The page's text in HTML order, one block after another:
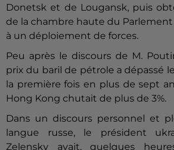
Donetsk et de Lougansk, puis
de la chambre haute du
à un déploiement de forces.
Peu après le discours de M.
prix du baril de pétrole a dépassé
la première fois en plus de sept
Hong Kong chutait de plus de 3%.
Dans un discours personnel et
langue russe, le président
Zelensky avait, quelques